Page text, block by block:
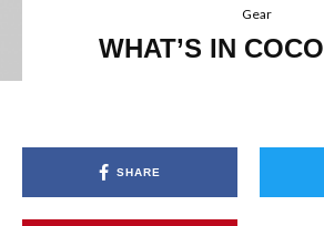
Gear
WHAT’S IN
SHARE